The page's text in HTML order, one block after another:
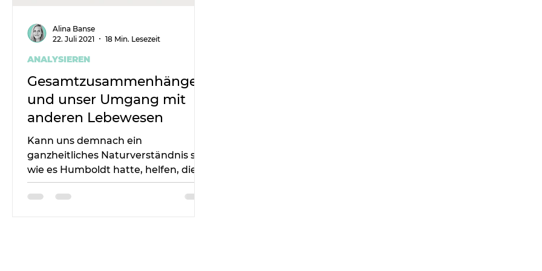
Gesamtzusammenhänge
und unser Umgang mit
anderen Lebewesen
Kann uns demnach ein
ganzheitliches Naturverständnis so
wie es Humboldt hatte, helfen, die
Klimakatastrophe zu verhindern?
ANALYSIEREN
Alina Banse
22. Juli 2021
18 Min. Lesezeit